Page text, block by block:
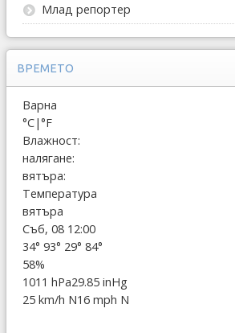
Млад репортер
ВРЕМЕТО
Варна
°C|°F
Влажност:
налягане:
вятъра:
Температура
вятъра
Съб, 08 12:00
34° 93° 29° 84°
58%
1011 hPa29.85 inHg
25 km/h N16 mph N